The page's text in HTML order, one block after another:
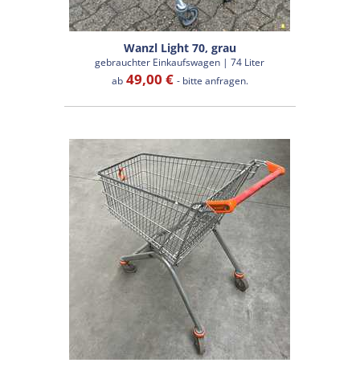
Wanzl Light 70, grau
gebrauchter Einkaufswagen | 74 Liter
ab49,00 € - bitte anfragen.